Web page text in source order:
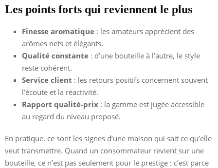
Les points forts qui reviennent le plus
Finesse aromatique : les amateurs apprécient des
arômes nets et élégants.
Qualité constante : d’une bouteille à l’autre, le style
reste cohérent.
Service client : les retours positifs concernent souvent
l’écoute et la réactivité.
Rapport qualité-prix : la gamme est jugée accessible
au regard du niveau proposé.
En pratique, ce sont les signes d’une maison qui sait ce qu’elle
veut transmettre. Quand un consommateur revient sur une
bouteille, ce n’est pas seulement pour le prestige : c’est parce